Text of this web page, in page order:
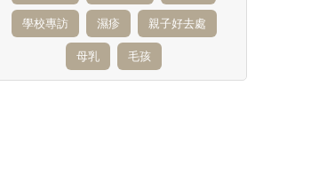
學校專訪 濕疹 親子好去處
母乳 毛孩